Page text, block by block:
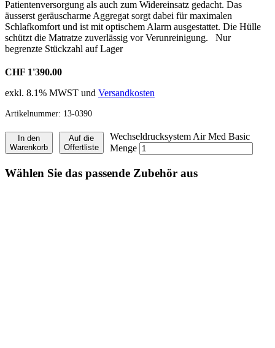
Patientenversorgung als auch zum Widereinsatz gedacht. Das
äusserst geräuscharme Aggregat sorgt dabei für maximalen
Schlafkomfort und ist mit optischem Alarm ausgestattet. Die Hülle
schützt die Matratze zuverlässig vor Verunreinigung. Nur
begrenzte Stückzahl auf Lager
CHF 1'390.00
exkl. 8.1% MWST und Versandkosten
Artikelnummer: 13-0390
In den
Warenkorb
Auf die
Offertliste
Wechseldrucksystem Air Med Basic
Menge
Wählen Sie das passende Zubehör aus